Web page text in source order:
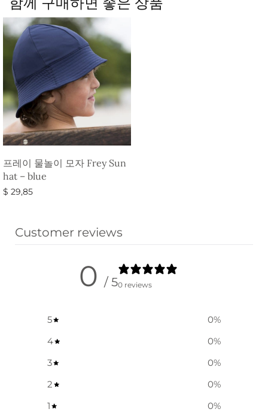
프레이 물놀이 모자 Frey Sun
hat – blue
$ 29,85
Customer reviews
0 / 50 reviews
5 0%
4
0%
3
0%
2
0%
1
0%